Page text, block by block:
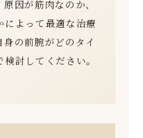
因が筋肉なのか、
によって最適な治療
の前腕がどのタイ
討してください。